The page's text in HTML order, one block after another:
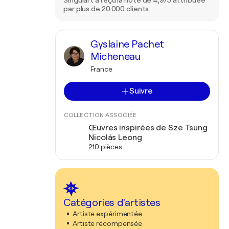
par plus de 20 000 clients.
Gyslaine Pachet
Micheneau
France
Suivre
COLLECTION ASSOCIÉE
Œuvres inspirées de Sze Tsung
Nicolás Leong
210 pièces
Catégories d'artistes
Artiste expérimentée
Artiste récompensée